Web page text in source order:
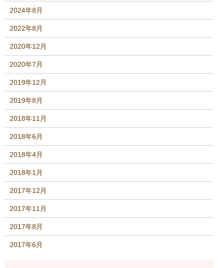
2024年8月
2022年8月
2020年12月
2020年7月
2019年12月
2019年8月
2018年11月
2018年6月
2018年4月
2018年1月
2017年12月
2017年11月
2017年8月
2017年6月